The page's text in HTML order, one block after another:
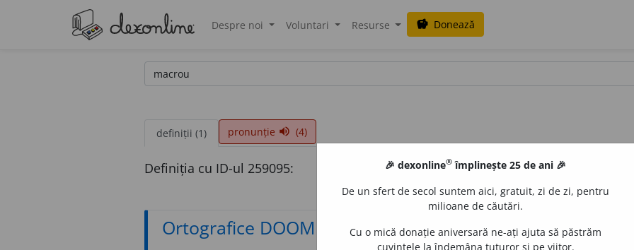
Despre noi Voluntari Resurse savings Donează
definiții (1) pronunție volume_up (4)
Definiția cu ID-ul 259095:
Ortografice DOOM
🎉 dexonline® împlinește 25 de ani 🎉
De un sfert de secol suntem aici, gratuit, zi de zi, pentru
milioane de căutări.
Cu o mică donație aniversară ne-ați ajuta să păstrăm
cuvintele la îndemâna tuturor și pe viitor.